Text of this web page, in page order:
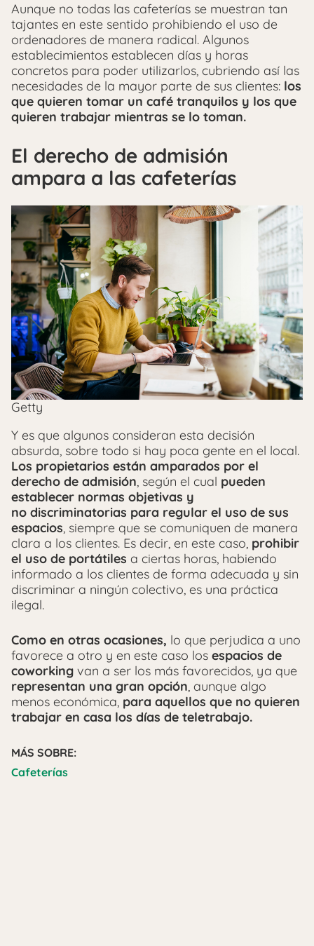
Aunque no todas las cafeterías se muestran tan
tajantes en este sentido prohibiendo el uso de
ordenadores de manera radical. Algunos
establecimientos establecen días y horas
concretos para poder utilizarlos, cubriendo así las
necesidades de la mayor parte de sus clientes: los
que quieren tomar un café tranquilos y los que
quieren trabajar mientras se lo toman.
El derecho de admisión
ampara a las cafeterías
Getty
Y es que algunos consideran esta decisión
absurda, sobre todo si hay poca gente en el local.
Los propietarios están amparados por el
derecho de admisión, según el cual pueden
establecer normas objetivas y
no discriminatorias para regular el uso de sus
espacios, siempre que se comuniquen de manera
clara a los clientes. Es decir, en este caso, prohibir
el uso de portátiles a ciertas horas, habiendo
informado a los clientes de forma adecuada y sin
discriminar a ningún colectivo, es una práctica
ilegal.
Como en otras ocasiones, lo que perjudica a uno
favorece a otro y en este caso los espacios de
coworking van a ser los más favorecidos, ya que
representan una gran opción, aunque algo
menos económica, para aquellos que no quieren
trabajar en casa los días de teletrabajo.
MÁS SOBRE:
Cafeterías